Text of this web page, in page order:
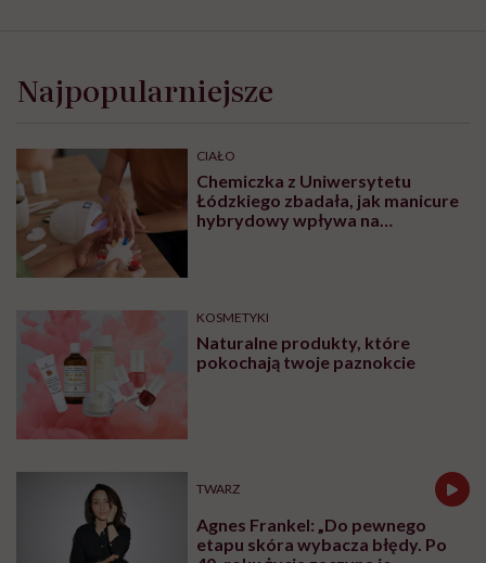
Najpopularniejsze
CIAŁO
Chemiczka z Uniwersytetu
Łódzkiego zbadała, jak manicure
hybrydowy wpływa na
KOSMETYKI
Naturalne produkty, które
pokochają twoje paznokcie
TWARZ
Agnes Frankel: „Do pewnego
etapu skóra wybacza błędy. Po